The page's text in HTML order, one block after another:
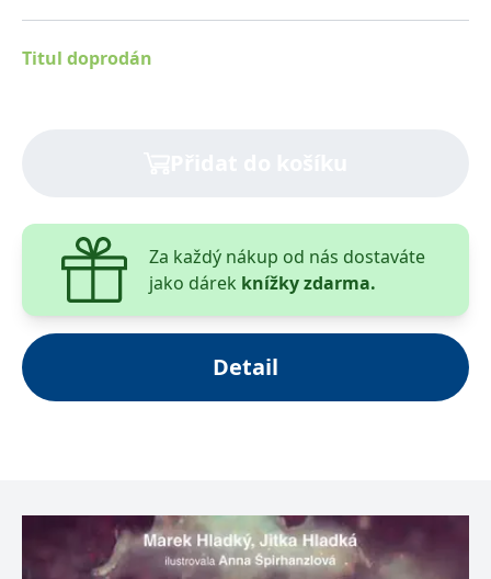
Titul doprodán
Za každý nákup od nás dostaváte
jako dárek knížky zdarma.
Detail
přihlášeného
platné zprávy
o používání
www.bambook.cz
Tento soubor
soubory
pomocí
ASP.NET_SessionId
Microsoft
Zavřením
prohlížeče
Tento soubor
cookie